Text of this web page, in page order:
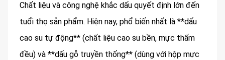
Chất liệu và công nghệ khắc dấu quyết định lớn đến
tuổi thọ sản phẩm. Hiện nay, phổ biến nhất là **dấu
cao su tự động** (chất liệu cao su bền, mực thấm
đều) và **dấu gỗ truyền thống** (dùng với hộp mực